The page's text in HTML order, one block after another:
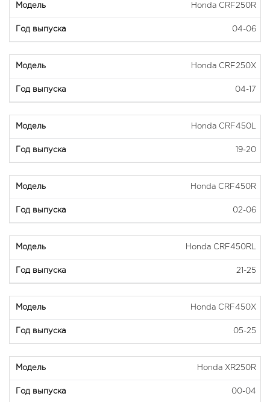
Honda CRF250R
04-06
Honda CRF250X
04-17
Honda CRF450L
19-20
Honda CRF450R
02-06
Honda CRF450RL
21-25
Honda CRF450X
05-25
Honda XR250R
00-04